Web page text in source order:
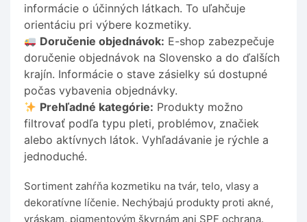
informácie o účinných látkach. To uľahčuje
orientáciu pri výbere kozmetiky.
Doručenie objednávok: E-shop zabezpečuje
doručenie objednávok na Slovensko a do ďalších
krajín. Informácie o stave zásielky sú dostupné
počas vybavenia objednávky.
Prehľadné kategórie: Produkty možno
filtrovať podľa typu pleti, problémov, značiek
alebo aktívnych látok. Vyhľadávanie je rýchle a
jednoduché.
Sortiment zahŕňa kozmetiku na tvár, telo, vlasy a
dekoratívne líčenie. Nechýbajú produkty proti akné,
vráskam, pigmentovým škvrnám ani SPF ochrana.